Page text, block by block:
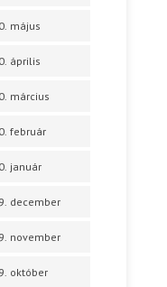
május
április
március
február
január
december
november
október